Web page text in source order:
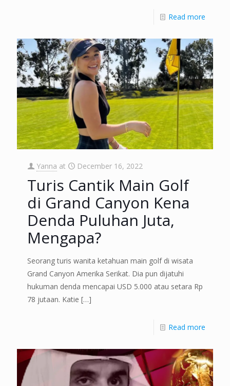
Read more
Yanna at December 16, 2022
Turis Cantik Main Golf
di Grand Canyon Kena
Denda Puluhan Juta,
Mengapa?
Seorang turis wanita ketahuan main golf di wisata
Grand Canyon Amerika Serikat. Dia pun dijatuhi
hukuman denda mencapai USD 5.000 atau setara Rp
78 jutaan. Katie […]
Read more